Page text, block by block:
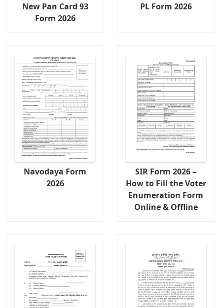
New Pan Card 93
Form 2026
PL Form 2026
Navodaya Form
2026
SIR Form 2026 –
How to Fill the Voter
Enumeration Form
Online & Offline